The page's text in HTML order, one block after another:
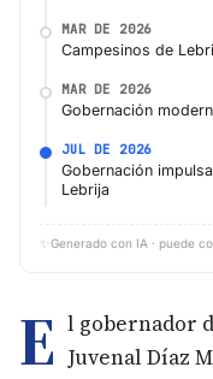
MAR DE 2026
Campesinos de
MAR DE 2026
Gobernación
JUL DE 2026
Gobernación
Lebrija
✨ Generado con IA · puede
E l gobernador
Juvenal Díaz